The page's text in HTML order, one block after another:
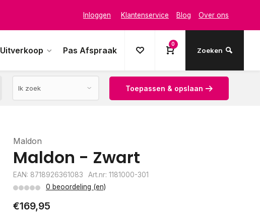
Inloggen Klantenservice Blog Over ons
Uitverkoop Pas Afspraak
0
Zoeken
Toepassen & opslaan
Maldon
Maldon - Zwart
EAN: 8718926361083
Art.nr: 1181000-301
0 beoordeling (en)
€169,95